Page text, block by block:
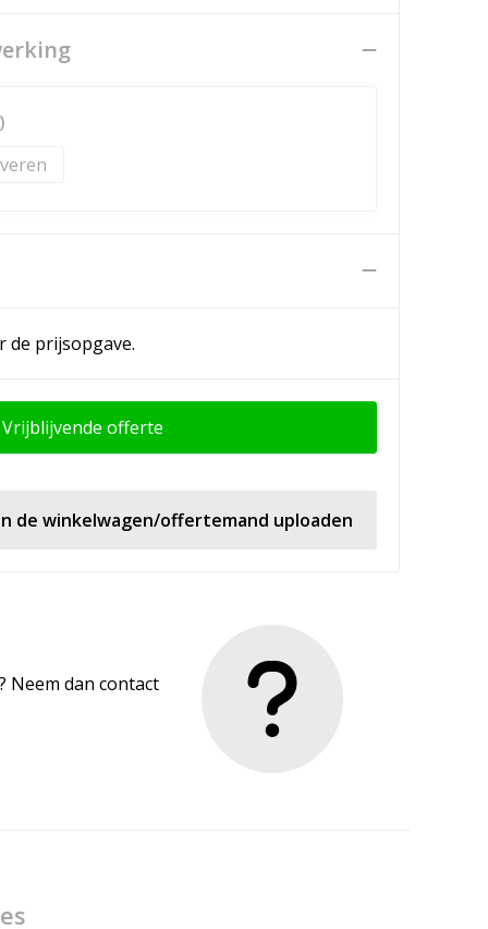
de prijsopgave.
Vrijblijvende offerte
de winkelwagen/offertemand uploaden
Neem dan contact